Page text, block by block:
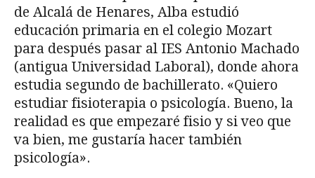
de Alcalá de Henares, Alba estudió
educación primaria en el colegio Mozart
para después pasar al IES Antonio Machado
(antigua Universidad Laboral), donde ahora
estudia segundo de bachillerato. «Quiero
estudiar fisioterapia o psicología. Bueno, la
realidad es que empezaré fisio y si veo que
va bien, me gustaría hacer también
psicología».